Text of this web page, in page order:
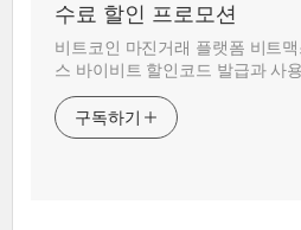
수료 할인 프로모션
비트코인 마진거래 플랫폼 비트
스 바이비트 할인코드 발급과 사
구독하기